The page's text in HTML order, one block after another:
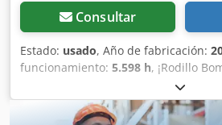
Consultar
Estado: usado, Año de fabricación:
funcionamiento: 5.598 h, ¡Rodillo
año 2012 con solo 5.598 horas de
Bomag * Modelo: BW213PDH-4 *
registradas: aprox. 5.598 * Peso